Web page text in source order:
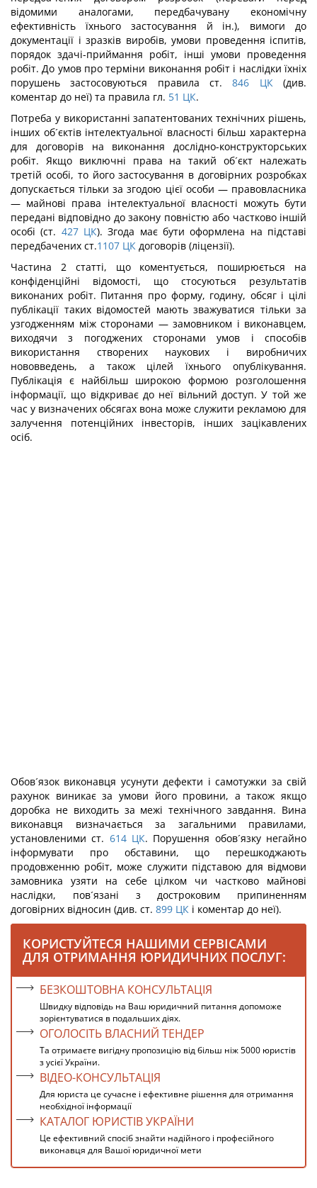
відомими аналогами, передбачувану економічну
ефективність їхнього застосування й ін.), вимоги до
документації і зразків виробів, умови проведення іспитів,
порядок здачі-приймання робіт, інші умови проведення
робіт. До умов про терміни виконання робіт і наслідки їхніх
порушень застосовуються правила ст. 846 ЦК(див.
коментар до неї) та правила гл. 51 ЦК.
Потреба у використанні запатентованих технічних рішень,
інших об´єктів інтелектуальної власності більш характерна
для договорів на виконання дослідно-конструкторських
робіт. Якщо виключні права на такий об´єкт належать
третій особі, то його застосування в договірних розробках
допускається тільки за згодою цієї особи — правовласника
— майнові права інтелектуальної власності можуть бути
передані відповідно до закону повністю або частково іншій
особі (ст. 427 ЦК). Згода має бути оформлена на підставі
передбачених ст.1107 ЦК договорів (ліцензії).
Частина 2 статті, що коментується, поширюється на
конфіденційні відомості, що стосуються результатів
виконаних робіт. Питання про форму, годину, обсяг і цілі
публікації таких відомостей мають зважуватися тільки за
узгодженням між сторонами — замовником і виконавцем,
виходячи з погоджених сторонами умов і способів
використання створених наукових і виробничих
нововведень, а також цілей їхнього опублікування.
Публікація є найбільш широкою формою розголошення
інформації, що відкриває до неї вільний доступ. У той же
час у визначених обсягах вона може служити рекламою для
залучення потенційних інвесторів, інших зацікавлених
осіб.
Обов´язок виконавця усунути дефекти і самотужки за свій
рахунок виникає за умови його провини, а також якщо
доробка не виходить за межі технічного завдання. Вина
виконавця визначається за загальними правилами,
установленими ст. 614 ЦК. Порушення обов´язку негайно
інформувати про обставини, що перешкоджають
продовженню робіт, може служити підставою для відмови
замовника узяти на себе цілком чи частково майнові
наслідки, пов´язані з достроковим припиненням
договірних відносин (див. ст. 899 ЦК і коментар до неї).
КОРИСТУЙТЕСЯ НАШИМИ СЕРВІСАМИ
ДЛЯ ОТРИМАННЯ ЮРИДИЧНИХ ПОСЛУГ:
БЕЗКОШТОВНА КОНСУЛЬТАЦІЯ
Швидку відповідь на Ваш юридичний питання допоможе
зорієнтуватися в подальших діях.
ОГОЛОСІТЬ ВЛАСНИЙ ТЕНДЕР
Та отримаєте вигідну пропозицію від більш ніж 5000 юристів
з усієї України.
ВІДЕО-КОНСУЛЬТАЦІЯ
Для юриста це сучасне і ефективне рішення для отримання
необхідної інформації
КАТАЛОГ ЮРИСТІВ УКРАЇНИ
Це ефективний спосіб знайти надійного і професійного
виконавця для Вашої юридичної мети